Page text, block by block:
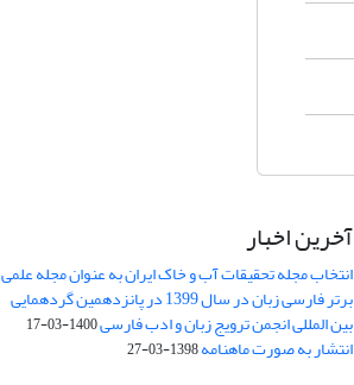
آخرین اخبار
انتخاب مجله تحقیقات آب و خاک ایران به عنوان مجله علمی
برتر فارسی زبان در سال 1399 در پانزدهمین گردهمایی
بین المللی انجمن ترویج زبان و ادب فارسی1400-03-17
انتشار به صورت ماهنامه1398-03-27